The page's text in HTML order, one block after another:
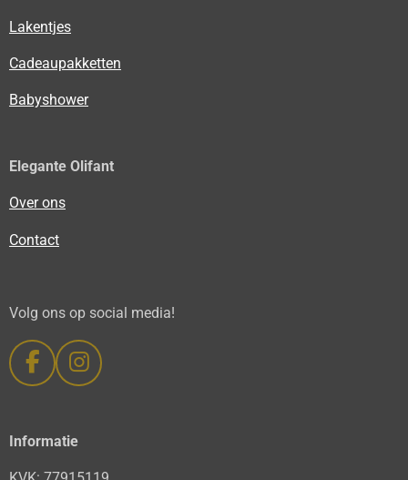
Lakentjes
Cadeaupakketten
Babyshower
Elegante Olifant
Over ons
Contact
Volg ons op social media!
F
e
I
t
Informatie